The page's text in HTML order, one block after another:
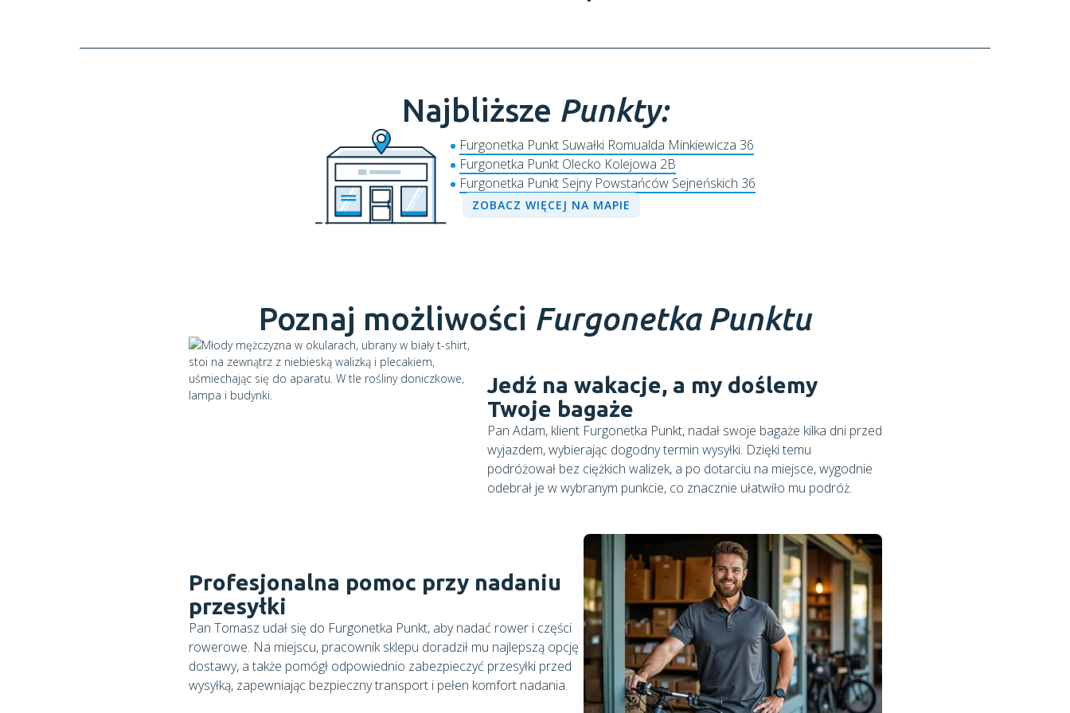
Najbliższe Punkty:
Furgonetka Punkt Suwałki Romualda Minkiewicza 36
Furgonetka Punkt Olecko Kolejowa 2B
Furgonetka Punkt Sejny Powstańców Sejneńskich 36
ZOBACZ WIĘCEJ NA MAPIE
Poznaj możliwości Furgonetka Punktu
Jedź na wakacje, a my doślemy
Twoje bagaże
Pan Adam, klient Furgonetka Punkt, nadał swoje bagaże kilka dni przed
wyjazdem, wybierając dogodny termin wysyłki. Dzięki temu
podróżował bez ciężkich walizek, a po dotarciu na miejsce, wygodnie
odebrał je w wybranym punkcie, co znacznie ułatwiło mu podróż.
Profesjonalna pomoc przy nadaniu
przesyłki
Pan Tomasz udał się do Furgonetka Punkt, aby nadać rower i części
rowerowe. Na miejscu, pracownik sklepu doradził mu najlepszą opcję
dostawy, a także pomógł odpowiednio zabezpieczyć przesyłki przed
wysyłką, zapewniając bezpieczny transport i pełen komfort nadania.